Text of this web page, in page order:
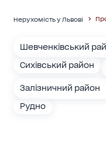
Нерухомість у Львові
Шевченківський
Сихівський район
Залізничний район
Рудно